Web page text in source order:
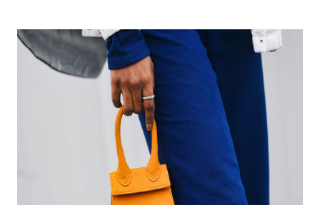
DE
CARLA
AMORIM!